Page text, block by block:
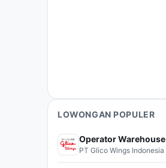
LOWONGAN POPULER
Operator Warehouse
PT Glico Wings Indonesia